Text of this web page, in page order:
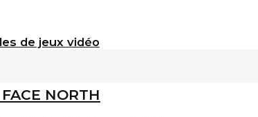
de jeux vidéo